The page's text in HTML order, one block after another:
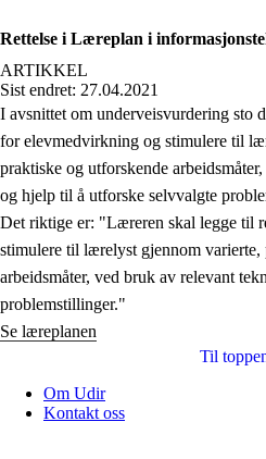
Rettelse i Læreplan i
ARTIKKEL
Sist endret: 27.04.2021
I avsnittet om underveisvurdering sto
for elevmedvirkning og stimulere til
praktiske og utforskende
og hjelp til å utforske selvvalgte
Det riktige er: "Læreren skal legge til
stimulere til lærelyst gjennom varierte,
arbeidsmåter, ved bruk av relevant
problemstillinger."
Se læreplanen
Til
Om Udir
Kontakt oss